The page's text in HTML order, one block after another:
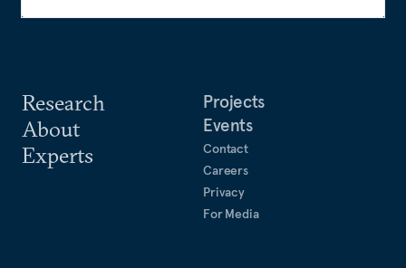
Research
About
Experts
Projects
Events
Contact
Careers
Privacy
For Media